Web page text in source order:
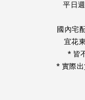
平日
國內宅
宜花
* 皆
* 實際